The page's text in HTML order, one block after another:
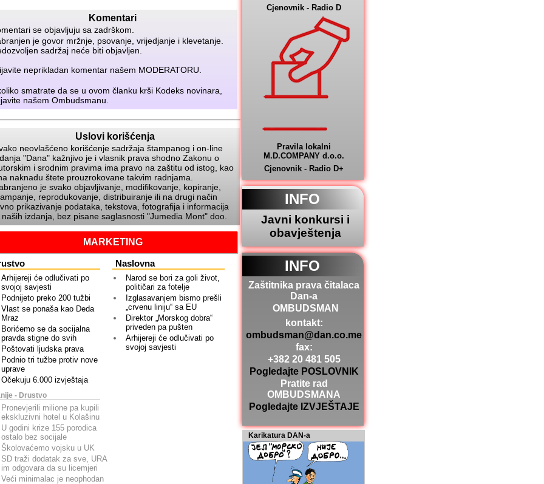
Komentari
se objavljuju sa zadrškom.
je govor mržnje, psovanje, vrijedjanje i klevetanje.
sadržaj neće biti objavljen.
neprikladan komentar našem MODERATORU
smatrate da se u ovom članku krši Kodeks novinara,
našemOmbudsmanu
Uslovi korišćenja
neovlašćeno korišćenje sadržaja štampanog i on-line
Dana
kažnjivo je i vlasnik prava shodno Zakonu o
i srodnim pravima ima pravo na zaštitu od istog, kao
naknadu štete prouzrokovane takvim radnjama.
je svako objavljivanje, modifikovanje, kopiranje,
reprodukovanje, distribuiranje ili na drugi način
prikazivanje podataka, tekstova, fotografija i informacija
naših izdanja, bez pisane saglasnosti Jumedia Mont doo.
MARKETING
Arhijereji će odlučivati po
svojoj savjesti
Podnijeto preko 200 tužbi
Vlast se ponaša kao Deda
Mraz
Borićemo se da socijalna
pravda stigne do svih
Poštovati ljudska prava
Podnio tri tužbe protiv nove
uprave
Očekuju 6.000 izvještaja
- Drustvo
Pronevjerili milione pa kupili
ekskluzivni hotel u Kolašinu
U godini krize 155 porodica
ostalo bez socijale
Školovaćemo vojsku u UK
SD traži dodatak za sve, URA
im odgovara da su licemjeri
Veći minimalac je neophodan
Naslovna
Narod se bori za goli život,
političari za fotelje
Izglasavanjem bismo prešli
„crvenu liniju“ sa EU
Direktor „Morskog dobra“
priveden pa pušten
Arhijereji će odlučivati po
svojoj savjesti
Cjenovnik - Radio D
Pravila lokalni
M.D.COMPANY d.o.o.
Cjenovnik - Radio D+
INFO
Javni konkursi i
obavještenja
INFO
Zaštitnika prava čitalaca
Dan-a
OMBUDSMAN
kontakt:
ombudsman@dan.co.me
fax:
+382 20 481 505
Pogledajte POSLOVNIK
Pratite rad
OMBUDSMANA
Pogledajte IZVJEŠTAJE
Karikatura DAN-a